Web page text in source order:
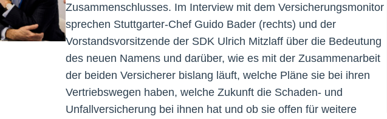
Zusammenschlusses. Im Interview mit dem Versicherungsmonitor
sprechen Stuttgarter-Chef Guido Bader (rechts) und der
Vorstandsvorsitzende der SDK Ulrich Mitzlaff über die Bedeutung
des neuen Namens und darüber, wie es mit der Zusammenarbeit
der beiden Versicherer bislang läuft, welche Pläne sie bei ihren
Vertriebswegen haben, welche Zukunft die Schaden- und
Unfallversicherung bei ihnen hat und ob sie offen für weitere